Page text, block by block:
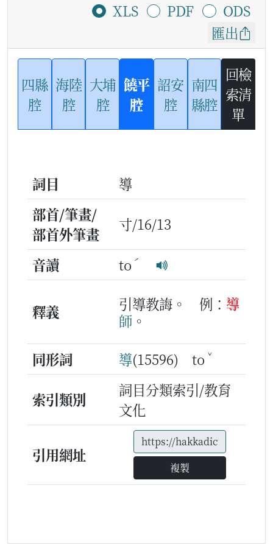
XLS
PDF
ODS
匯出
四縣
腔
海陸
腔
大埔
腔
饒平
腔
詔安
腔
南四
縣腔
回檢
索清
單
詞目
導
部首/筆畫/
部首外筆畫
寸/16/13
音讀 to ˊ
釋義 引導教誨。 例： 導
師 。
同形詞
導(15596) to ˇ
索引類別
詞目分類索引/教育
文化
引用網址
複製